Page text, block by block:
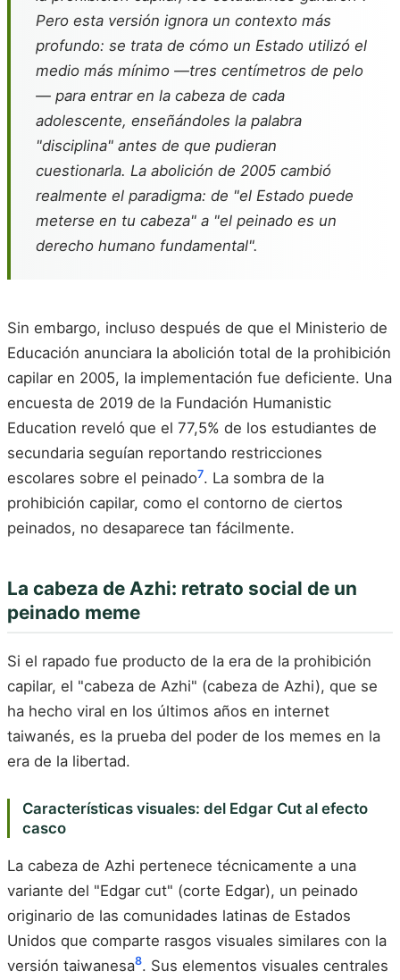
Pero esta versión ignora un contexto más
profundo: se trata de cómo un Estado utilizó el
medio más mínimo —tres centímetros de pelo
— para entrar en la cabeza de cada
adolescente, enseñándoles la palabra
"disciplina" antes de que pudieran
cuestionarla. La abolición de 2005 cambió
realmente el paradigma: de "el Estado puede
meterse en tu cabeza" a "el peinado es un
derecho humano fundamental".
Sin embargo, incluso después de que el Ministerio de
Educación anunciara la abolición total de la prohibición
capilar en 2005, la implementación fue deficiente. Una
encuesta de 2019 de la Fundación Humanistic
Education reveló que el 77,5% de los estudiantes de
secundaria seguían reportando restricciones
escolares sobre el peinado7. La sombra de la
prohibición capilar, como el contorno de ciertos
peinados, no desaparece tan fácilmente.
La cabeza de Azhi: retrato social de un
peinado meme
Si el rapado fue producto de la era de la prohibición
capilar, el "cabeza de Azhi" (cabeza de Azhi), que se
ha hecho viral en los últimos años en internet
taiwanés, es la prueba del poder de los memes en la
era de la libertad.
Características visuales: del Edgar Cut al efecto
casco
La cabeza de Azhi pertenece técnicamente a una
variante del "Edgar cut" (corte Edgar), un peinado
originario de las comunidades latinas de Estados
Unidos que comparte rasgos visuales similares con la
versión taiwanesa8. Sus elementos visuales centrales